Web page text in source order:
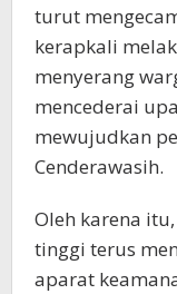
turut
kerapkali
menyerang
mencederai
mewujudkan
Cenderawasih.
Oleh karena
tinggi terus
aparat